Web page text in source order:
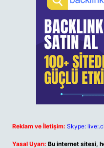
Reklam ve İletişim: Skype:
Yasal Uyarı: Bu internet sitesi,